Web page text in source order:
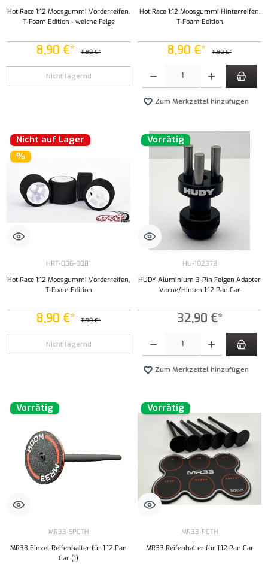
Hot Race 1:12 Moosgummi Vorderreifen,
T-Foam Edition - weiche Felge
8,90 €* 11,90 €*
Nicht lagernd
Hot Race 1:12 Moosgummi Hinterreifen,
T-Foam Edition
8,90 €* 11,90 €*
Zum Merkzettel hinzufügen
Nicht auf Lager
%
HRT-006-0081
Hot Race 1:12 Moosgummi Vorderreifen,
T-Foam Edition
8,90 €* 11,90 €*
Nicht lagernd
Vorrätig
HU-102378
HUDY Aluminium 3-Pin Felgen Adapter
Vorne/Hinten 1:12 Pan Car
32,90 €*
Zum Merkzettel hinzufügen
Vorrätig
MR33-SPCTH
MR33 Einzel-Reifenhalter für 1:12 Pan
Car (1)
Vorrätig
MR33-PCTH
MR33 Reifenhalter für 1:12 Pan Car